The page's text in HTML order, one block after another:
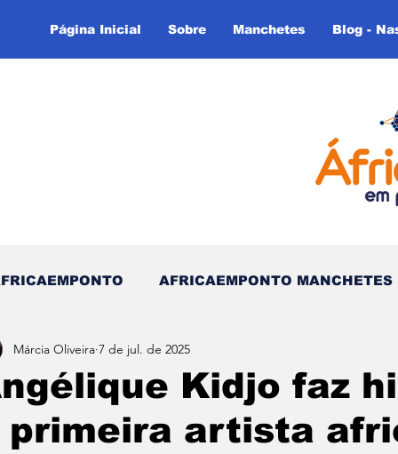
Página Inicial Sobre Manchetes Blog -
AFRICAEMPONTO MANCHETES
do Tempo - (Blog) Nas linhas do Tempo (Blog -
Kidjo faz
primeira artista
Márcia Oliveira 7 de jul. de 2025